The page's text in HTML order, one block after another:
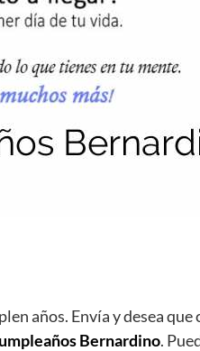
años. Envía y desea que
Bernardino.